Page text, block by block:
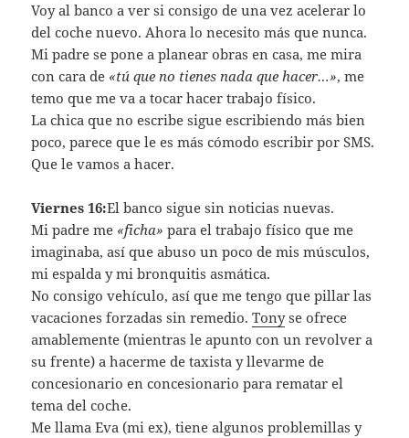
Voy al banco a ver si consigo de una vez acelerar lo
del coche nuevo. Ahora lo necesito más que nunca.
Mi padre se pone a planear obras en casa, me mira
con cara de «tú que no tienes nada que hacer…», me
temo que me va a tocar hacer trabajo fí­sico.
La chica que no escribe sigue escribiendo más bien
poco, parece que le es más cómodo escribir por SMS.
Que le vamos a hacer.
Viernes 16:El banco sigue sin noticias nuevas.
Mi padre me «ficha» para el trabajo fí­sico que me
imaginaba, así­ que abuso un poco de mis músculos,
mi espalda y mi bronquitis asmática.
No consigo vehí­culo, así­ que me tengo que pillar las
vacaciones forzadas sin remedio.Tonyse ofrece
amablemente (mientras le apunto con un revolver a
su frente) a hacerme de taxista y llevarme de
concesionario en concesionario para rematar el
tema del coche.
Me llama Eva (mi ex), tiene algunos problemillas y